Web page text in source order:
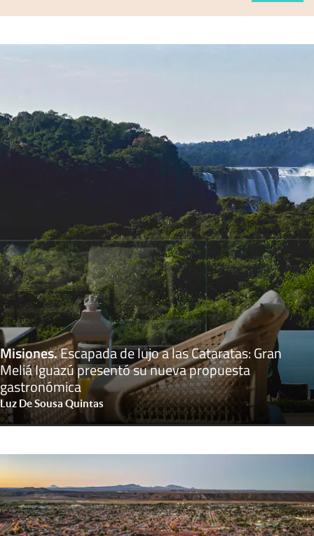
Misiones.Escapada de lujo a las Cataratas: Gran
Meliá Iguazú presentó su nueva propuesta
gastronómica
Luz De Sousa Quintas